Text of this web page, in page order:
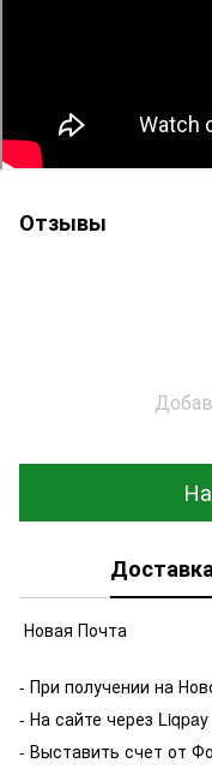
Отзывы
Новая Почта
- При получении на
- На сайте через Liqpay
- Выставить счет от